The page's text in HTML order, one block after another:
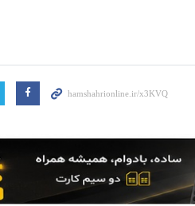
تهران خوش
گردونه رو بچرخون